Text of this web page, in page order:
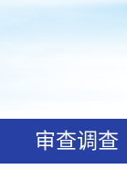
审查调查